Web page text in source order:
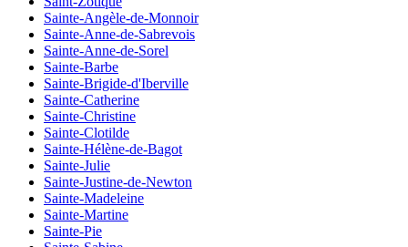
Sainte-Angèle-de-Monnoir
Sainte-Anne-de-Sabrevois
Sainte-Anne-de-Sorel
Sainte-Barbe
Sainte-Brigide-d'Iberville
Sainte-Catherine
Sainte-Christine
Sainte-Clotilde
Sainte-Hélène-de-Bagot
Sainte-Julie
Sainte-Justine-de-Newton
Sainte-Madeleine
Sainte-Martine
Sainte-Pie